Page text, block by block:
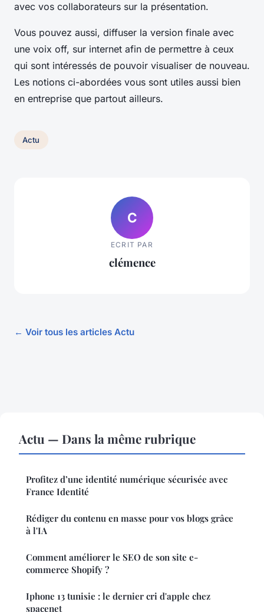
avec vos collaborateurs sur la présentation.
Vous pouvez aussi, diffuser la version finale avec
une voix off, sur internet afin de permettre à ceux
qui sont intéressés de pouvoir visualiser de nouveau.
Les notions ci-abordées vous sont utiles aussi bien
en entreprise que partout ailleurs.
Actu
C
ECRIT PAR
clémence
← Voir tous les articles Actu
Actu — Dans la même rubrique
Profitez d’une identité numérique sécurisée avec
France Identité
Rédiger du contenu en masse pour vos blogs grâce
à l'IA
Comment améliorer le SEO de son site e-
commerce Shopify ?
Iphone 13 tunisie : le dernier cri d'apple chez
spacenet